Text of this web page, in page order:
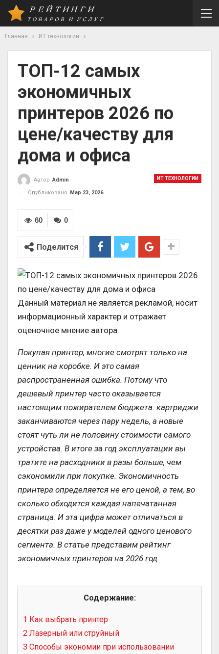
Главная ИТ технологии
ТОП-12 самых
экономичных
принтеров 2026 по
цене/качеству для
дома и офиса
ИТ ТЕХНОЛОГИИ
Автор Admin
Опубликовано
Мар 23, 2026
0
60
Поделится
Данный материал не является рекламой, носит
информационный характер и отражает
оценочное мнение автора.
Покупая принтер, многие смотрят только на
ценник на коробке. И это самая
распространенная ошибка. Потому что
дешевый принтер часто оказывается
настоящим пожирателем бюджета: картриджи
заканчиваются через пару недель, а новые
стоят чуть ли не половину стоимости самого
устройства. В итоге за год эксплуатации вы
тратите на расходники в разы больше, чем
сэкономили при покупке. Экономичность
принтера определяется не его ценой, а тем, во
сколько обходится каждая напечатанная
страница. И эта цифра может отличаться в
десятки раз даже у моделей одного ценового
сегмента. В статье представим рейтинг
экономичных принтеров на 2026 год.
Содержание:
1 Как выбрать принтер
2 Лазерный или струйный
3 Способы экономии при использовании